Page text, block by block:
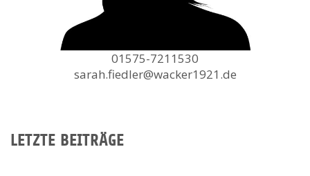
01575-7211530
sarah.fiedler@wacker1921.de
LETZTE BEITRÄGE